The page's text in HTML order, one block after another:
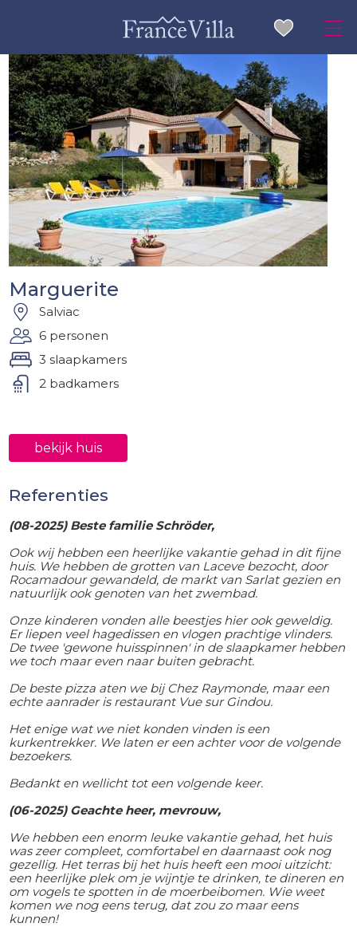
Marguerite
Salviac
6 personen
3 slaapkamers
2 badkamers
bekijk huis
Referenties
(08-2025) Beste familie Schröder,
Ook wij hebben een heerlijke vakantie gehad in dit fijne
huis. We hebben de grotten van Laceve bezocht, door
Rocamadour gewandeld, de markt van Sarlat gezien en
natuurlijk ook genoten van het zwembad.
Onze kinderen vonden alle beestjes hier ook geweldig.
Er liepen veel hagedissen en vlogen prachtige vlinders.
De twee 'gewone huisspinnen' in de slaapkamer hebben
we toch maar even naar buiten gebracht.
De beste pizza aten we bij Chez Raymonde, maar een
echte aanrader is restaurant Vue sur Gindou.
Het enige wat we niet konden vinden is een
kurkentrekker. We laten er een achter voor de volgende
bezoekers.
Bedankt en wellicht tot een volgende keer.
(06-2025) Geachte heer, mevrouw,
We hebben een enorm leuke vakantie gehad, het huis
was zeer compleet, comfortabel en daarnaast ook nog
gezellig. Het terras bij het huis heeft een mooi uitzicht:
een heerlijke plek om je wijntje te drinken, te dineren en
om vogels te spotten in de moerbeibomen. Wie weet
komen we nog eens terug, dat zou zo maar eens
kunnen!